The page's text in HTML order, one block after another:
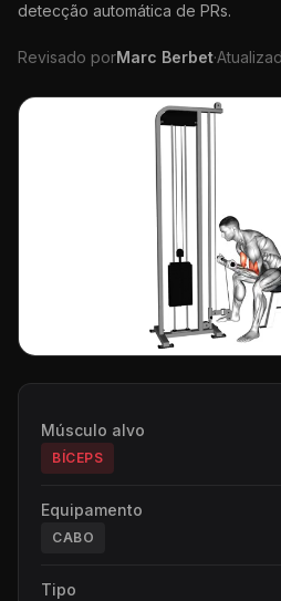
detecção automática de PRs.
Revisado porMarc Berbet·
Músculo alvo
BÍCEPS
Equipamento
CABO
Tipo